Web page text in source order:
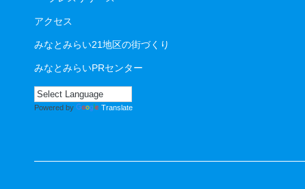
アクセス
みなとみらい21地区の街づくり
みなとみらいPRセンター
Powered by Translate